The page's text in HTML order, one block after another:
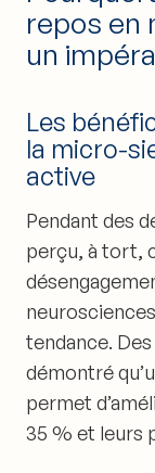
repos en
un
Les
la micro-
active
Pendant des
perçu, à tort,
tendance.
démontré
permet
35 % et leurs